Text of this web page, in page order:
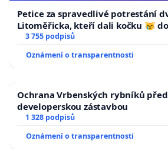
Petice za spravedlivé potrestání
Litoměřicka, kteří dali kočku 😿
a umírání zvířete natočili.
3 755 podpisů
Oznámení o transparentnosti
Ochrana Vrbenských rybníků
developerskou zástavbou
1 328 podpisů
Oznámení o transparentnosti